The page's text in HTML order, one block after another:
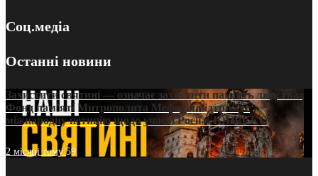
Соц.медіа
Останні новини
Захистити святині — означає захистити пам’ять людства:
Фонд пам’яті Митрополита Мефодія підтримує
міжнародну петицію щодо участі Росії в ЮНЕСКО
2 місяці тому59